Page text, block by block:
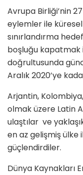
Avrupa Birliği’nin
eylemler ile küresel
sınırlandırma
boşluğu kapatmak
doğrultusunda
Aralık 2020’ye
Arjantin,
olmak üzere Latin
ulaştılar ve
en az gelişmiş
güçlendirdiler.
Dünya Kaynakları